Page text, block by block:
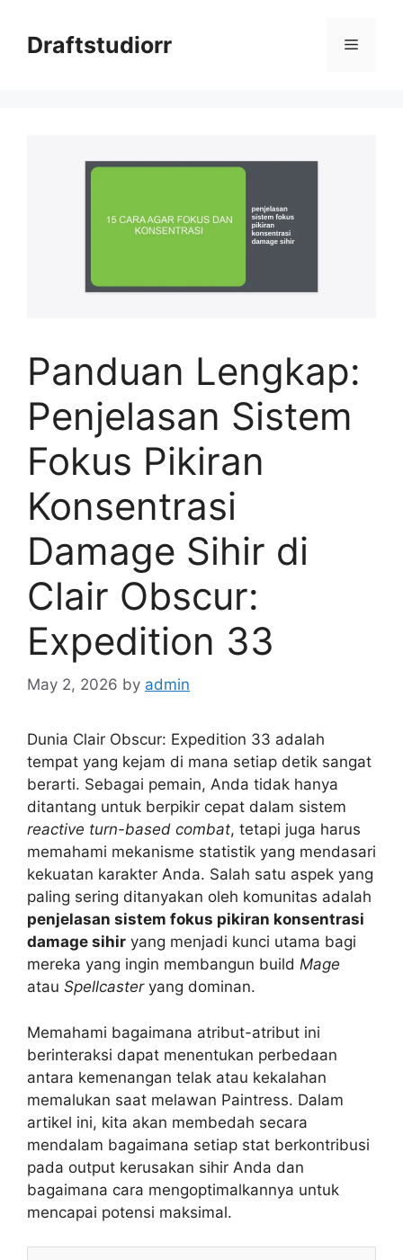
contentDraftstudiorr Menu
Panduan Lengkap:
Penjelasan Sistem
Fokus Pikiran
Konsentrasi
Damage Sihir di
Clair Obscur:
Expedition 33
May 2, 2026 by admin
Dunia Clair Obscur: Expedition 33 adalah
tempat yang kejam di mana setiap detik sangat
berarti. Sebagai pemain, Anda tidak hanya
ditantang untuk berpikir cepat dalam sistem
reactive turn-based combat, tetapi juga harus
memahami mekanisme statistik yang mendasari
kekuatan karakter Anda. Salah satu aspek yang
paling sering ditanyakan oleh komunitas adalah
penjelasan sistem fokus pikiran konsentrasi
damage sihir yang menjadi kunci utama bagi
mereka yang ingin membangun build Mage
atau Spellcasteryang dominan.
Memahami bagaimana atribut-atribut ini
berinteraksi dapat menentukan perbedaan
antara kemenangan telak atau kekalahan
memalukan saat melawan Paintress. Dalam
artikel ini, kita akan membedah secara
mendalam bagaimana setiap stat berkontribusi
pada output kerusakan sihir Anda dan
bagaimana cara mengoptimalkannya untuk
mencapai potensi maksimal.